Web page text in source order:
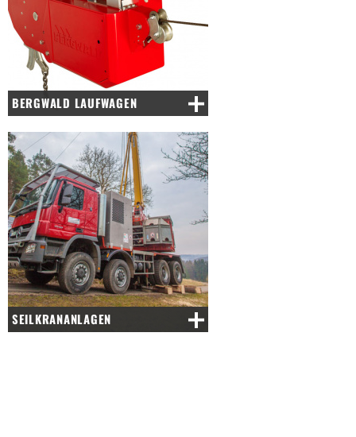
BERGWALD LAUFWAGEN
SEILKRANANLAGEN